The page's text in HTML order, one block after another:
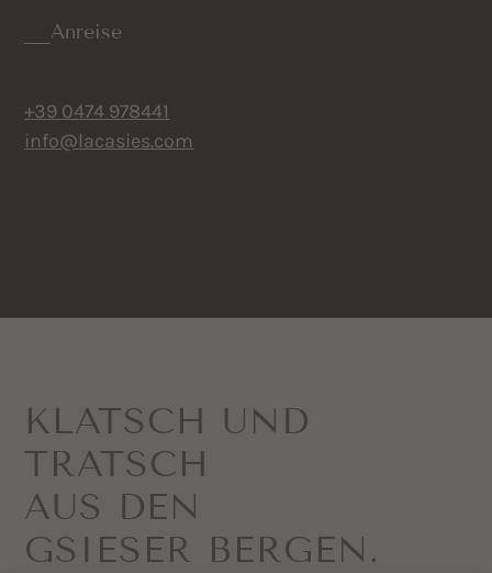
Anreise
+39 0474 978441
info@lacasies.com
KLATSCH UND
TRATSCH
AUS DEN
GSIESER BERGEN.